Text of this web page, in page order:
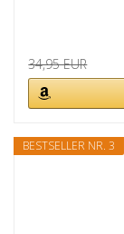
34,95 EUR
BESTSELLER NR. 3